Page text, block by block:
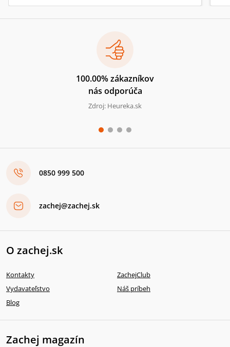
100.00% zákazníkov
nás odporúča
Zdroj: Heureka.sk
0850 999 500
zachej@zachej.sk
O zachej.sk
Kontakty
ZachejClub
Vydavateľstvo
Náš príbeh
Blog
Zachej magazín